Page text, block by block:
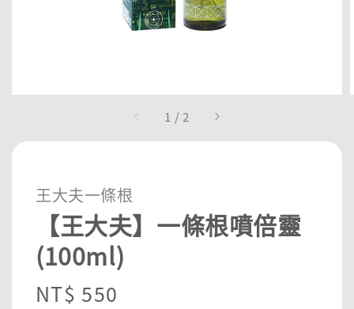
1 / 2
王大夫一條根
【王大夫】一條根噴倍靈
(100ml)
Regular
NT$ 550